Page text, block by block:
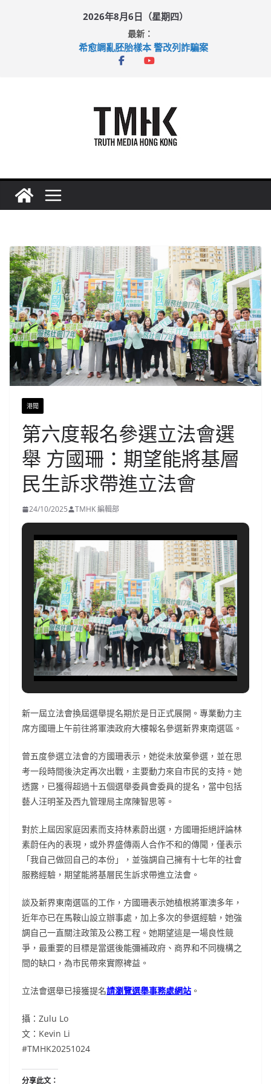
2026年8月6日（星期四）
最新：
希愈調亂胚胎樣本 警改列詐騙案
足球盛會次場激戰 祖雲達斯挫車路士
港聞
第六度報名參選立法會選
舉 方國珊：期望能將基層
民生訴求帶進立法會
24/10/2025 TMHK 編輯部
新一屆立法會換屆選舉提名期於是日正式展開。專業動力主
席方國珊上午前往將軍澳政府大樓報名參選新界東南選區。
曾五度參選立法會的方國珊表示，她從未放棄參選，並在思
考一段時間後決定再次出戰，主要動力來自市民的支持。她
透露，已獲得超過十五個選舉委員會委員的提名，當中包括
藝人汪明荃及西九管理局主席陳智思等。
對於上屆因家庭因素而支持林素蔚出選，方國珊拒絕評論林
素蔚任內的表現，或外界盛傳兩人合作不和的傳聞，僅表示
「我自己做回自己的本份」，並強調自己擁有十七年的社會
服務經驗，期望能將基層民生訴求帶進立法會。
談及新界東南選區的工作，方國珊表示她植根將軍澳多年，
近年亦已在馬鞍山設立辦事處，加上多次的參選經驗，她強
調自己一直關注政策及公務工程。她期望這是一場良性競
爭，最重要的目標是當選後能彌補政府、商界和不同機構之
間的缺口，為市民帶來實際裨益。
立法會選舉已接獲提名請瀏覽選舉事務處網站 。
攝：Zulu Lo
文：Kevin Li
#TMHK20251024
分享此文：